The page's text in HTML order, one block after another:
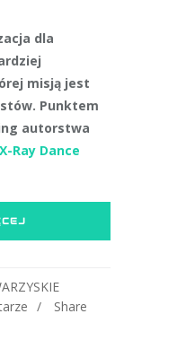
dla
misją jest
Punktem
autorstwa
X-Ray Dance
Share